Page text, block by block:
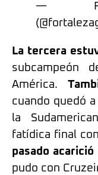
—
La tercera
subcampeón
América.
cuando quedó
la
fatídica final
pasado
pudo con